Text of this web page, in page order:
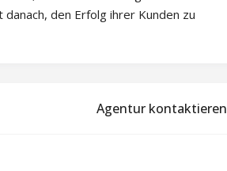
den Erfolg ihrer Kunden zu
Agentur kontaktieren